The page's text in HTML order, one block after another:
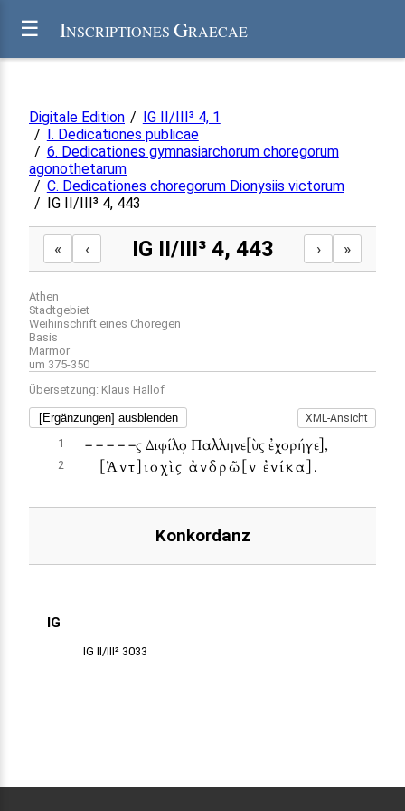
☰ INSCRIPTIONES GRAECAE
Digitale Edition / IG II/III³ 4, 1
/ I. Dedicationes publicae
/ 6. Dedicationes gymnasiarchorum choregorum
agonothetarum
/ C. Dedicationes choregorum Dionysiis victorum
/ IG II/III³ 4, 443
« ‹ IG II/III³ 4, 443 › »
Athen
Stadtgebiet
Weihinschrift eines Choregen
Basis
Marmor
um 375-350
Übersetzung: Klaus Hallof
[Ergänzungen] ausblenden XML-Ansicht
1 ‒ ‒ ‒ ‒ ‒ς Διφίλο̣ Παλληνε[ὺς ἐχορήγε],
2 [Ἀντ] ιοχὶς ἀνδρῶ [ν ἐνίκα] .
Konkordanz
IG
IG II/III² 3033